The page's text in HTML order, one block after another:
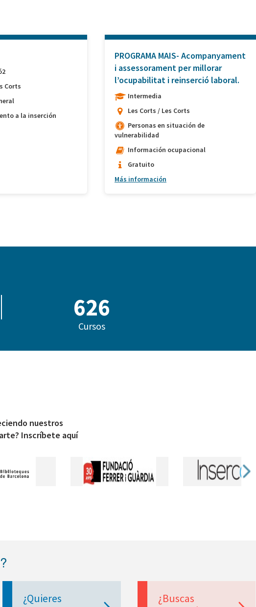
Corts
a la inserción
PROGRAMA MAIS- Acompanyament
i assessorament per millorar
l’ocupabilitat i reinserció laboral.
Intermedia
Les Corts / Les Corts
Personas en situación de
vulnerabilidad
Información ocupacional
Gratuito
Más información
788
Cursos
nuestros
Inscríbete aquí
¿Quieres
¿Buscas